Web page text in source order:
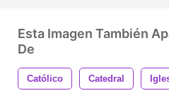
Esta Imagen También
De
Católico Catedral